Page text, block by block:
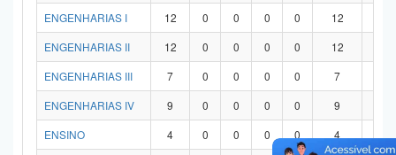
ENGENHARIAS I
12 0 0 0 0 12
ENGENHARIAS II
12 0 0 0 0 12
ENGENHARIAS III
7 0 0 0 0 7
ENGENHARIAS IV
9 0 0 0 0 9
ENSINO
4 0 0 0 0 4